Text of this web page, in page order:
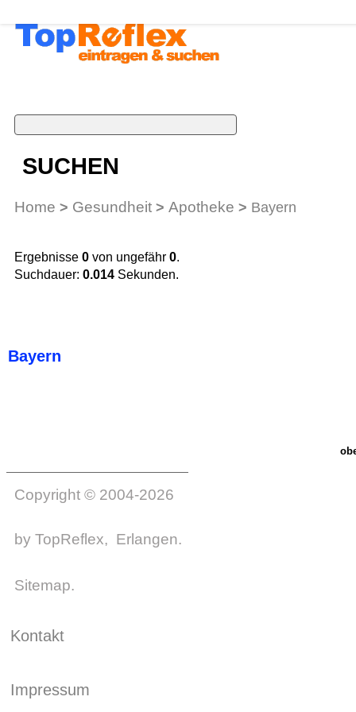
SUCHEN
Home > Gesundheit > Apotheke > Bayern
Ergebnisse 0 von ungefähr 0.
Suchdauer: 0.014 Sekunden.
Bayern
Copyright © 2004-2026
by TopReflex, Erlangen.
Sitemap.
Kontakt
Impressum